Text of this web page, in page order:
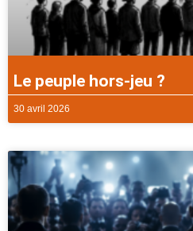
Le peuple hors-jeu ?
30 avril 2026